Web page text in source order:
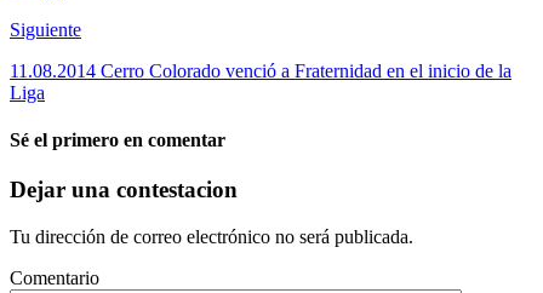
Siguiente
11.08.2014 Cerro Colorado venció a Fraternidad en el inicio de la
Liga
Sé el primero en comentar
Dejar una contestacion
Tu dirección de correo electrónico no será publicada.
Comentario